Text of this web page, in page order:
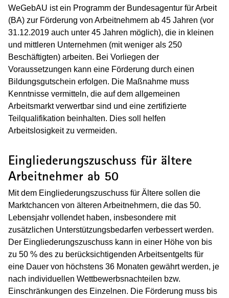
WeGebAU ist ein Programm der Bundesagentur für Arbeit
(BA) zur Förderung von Arbeitnehmern ab 45 Jahren (vor
31.12.2019 auch unter 45 Jahren möglich), die in kleinen
und mittleren Unternehmen (mit weniger als 250
Beschäftigten) arbeiten. Bei Vorliegen der
Voraussetzungen kann eine Förderung durch einen
Bildungsgutschein erfolgen. Die Maßnahme muss
Kenntnisse vermitteln, die auf dem allgemeinen
Arbeitsmarkt verwertbar sind und eine zertifizierte
Teilqualifikation beinhalten. Dies soll helfen
Arbeitslosigkeit zu vermeiden.
Eingliederungszuschuss für ältere
Arbeitnehmer ab 50
Mit dem Eingliederungszuschuss für Ältere sollen die
Marktchancen von älteren Arbeitnehmern, die das 50.
Lebensjahr vollendet haben, insbesondere mit
zusätzlichen Unterstützungsbedarfen verbessert werden.
Der Eingliederungszuschuss kann in einer Höhe von bis
zu 50 % des zu berücksichtigenden Arbeitsentgelts für
eine Dauer von höchstens 36 Monaten gewährt werden, je
nach individuellen Wettbewerbsnachteilen bzw.
Einschränkungen des Einzelnen. Die Förderung muss bis